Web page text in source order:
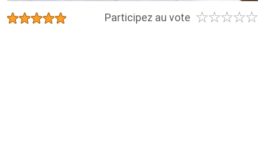
Participez au vote ☆☆☆☆☆
★★★★★